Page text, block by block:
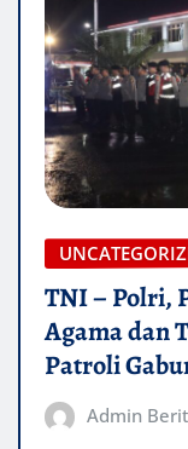
TNI – Polri,
Agama dan
Patroli
Admin